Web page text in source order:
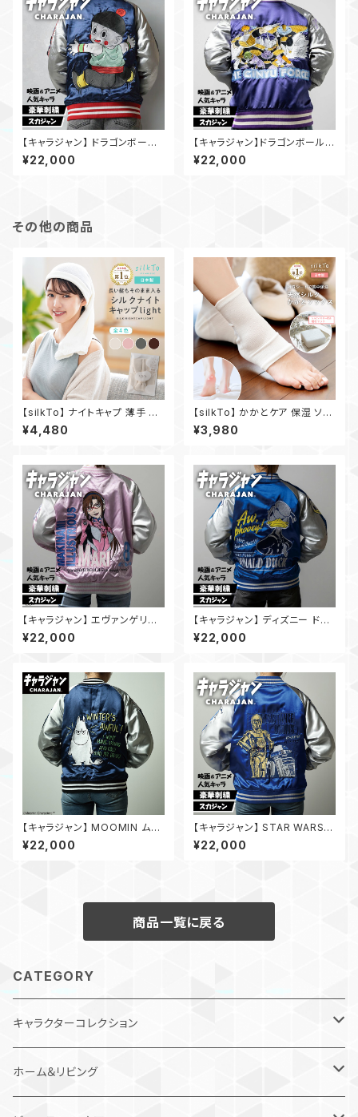
【キャラジャン】 ドラゴンボールZ
チャオズ スカジャン
¥22,000
【キャラジャン】ドラゴンボールZ
ギニュー特戦隊 スカジャン
¥22,000
その他の商品
【silkTo】 ナイトキャプ 薄手 髪
側シルク糸100％ 日本製ナイト
キャップ ロングヘア対応 シルク
¥4,480
【silkTo】 かかとケア 保湿 ソッ
クス 軽石 セット 日本製 シルク
絹 シルクプロテイン シルクパウ
質 ひび割れ かさかさ 靴下 素
足 ギフト
¥3,980
【キャラジャン】 エヴァンゲリオ
ン 真希波・マリ・イラストリアス
スカジャン（Lサイズ）
¥22,000
【キャラジャン】 ディズニー ドナ
ルド ラッキーダック スカジャン
（Lサイズ）
¥22,000
【キャラジャン】 MOOMIN ムー
ミン スカジャン（Lサイズ）
¥22,000
【キャラジャン】 STAR WARS
スター・ウォーズ シルバーユニバ
ーズ C-3PO スカジャン
¥22,000
商品一覧に戻る
CATEGORY
キャラクターコレクション
キャラジャン / スカジャン
ホーム＆リビング